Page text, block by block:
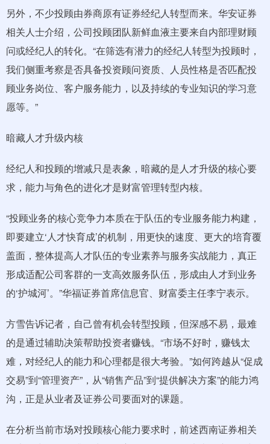
另外，不少投顾由券商原有证券经纪人转型而来。华安证券
相关人士介绍，公司投顾团队新鲜血液主要来自内部理财顾
问或经纪人的转化。“在筛选有潜力的经纪人转型为投顾时，
我们侧重考察是否具备投资顾问资质、人员性格是否匹配投
顾业务岗位、客户服务能力，以及持续的专业知识的学习意
愿等。”
暗藏人才升级内核
经纪人和投顾的增减只是表象，暗藏的是人才升级的核心要
求，能力与角色的进化才是财富管理转型内核。
“投顾业务的核心竞争力本质在于队伍的专业服务能力构建，
即要建立‘人才快育成’的机制，用更快的速度、更大的培育覆
盖面，整体提高人才队伍的专业素养与服务实战能力，真正
形成适配公司客群的一支高效服务队伍，形成由人才到业务
的‘护城河’。”华福证券首席信息官、财富委主任李宁表示。
方雪告诉记者，自己曾有机会转型投顾，但深感不易，最难
的是通过辅助决策帮助投资者赚钱。“市场不好时，赚钱太
难，对经纪人的能力和心理都是很大考验。”如何跨越从“促成
交易”到“管理资产”，从“销售产品”到“提供解决方案”的能力鸿
沟，正是从业者及证券公司要面对的课题。
在分析当前市场对投顾核心能力要求时，前述西南证券相关